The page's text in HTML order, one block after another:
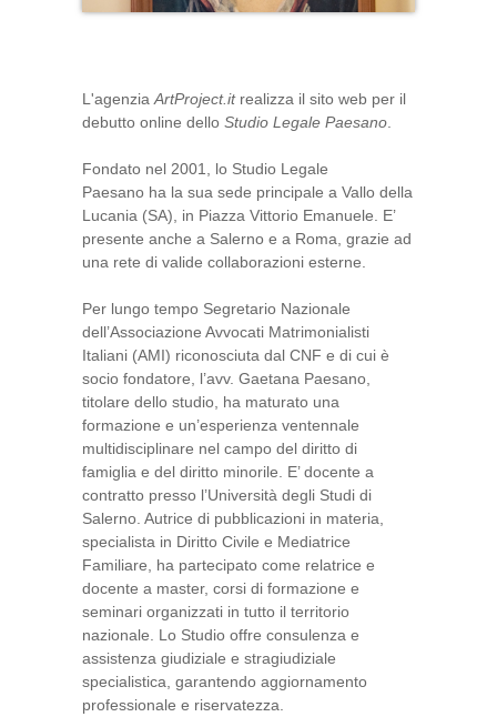
L'agenzia ArtProject.itrealizza il sito web per il
debutto online dello Studio Legale Paesano
Fondato nel 2001, lo Studio Legale
Paesano ha la sua sede principale a Vallo della
Lucania (SA), in Piazza Vittorio Emanuele. E’
presente anche a Salerno e a Roma, grazie ad
una rete di valide collaborazioni esterne.
Per lungo tempo Segretario Nazionale
dell’Associazione Avvocati Matrimonialisti
Italiani (AMI) riconosciuta dal CNF e di cui è
socio fondatore, l’avv. Gaetana Paesano,
titolare dello studio, ha maturato una
formazione e un’esperienza ventennale
multidisciplinare nel campo del diritto di
famiglia e del diritto minorile. E’ docente a
contratto presso l’Università degli Studi di
Salerno. Autrice di pubblicazioni in materia,
specialista in Diritto Civile e Mediatrice
Familiare, ha partecipato come relatrice e
docente a master, corsi di formazione e
seminari organizzati in tutto il territorio
nazionale. Lo Studio offre consulenza e
assistenza giudiziale e stragiudiziale
specialistica, garantendo aggiornamento
professionale e riservatezza.